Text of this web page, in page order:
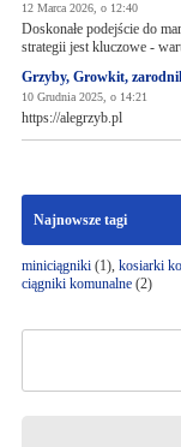
12 Marca 2026, o 12:40
Doskonałe podejście do
strategii jest kluczowe -
Grzyby, Growkit,
10 Grudnia 2025, o 14:21
https://alegrzyb.pl
Najnowsze tagi
miniciągniki(1), kosiarki
ciągniki komunalne(2)